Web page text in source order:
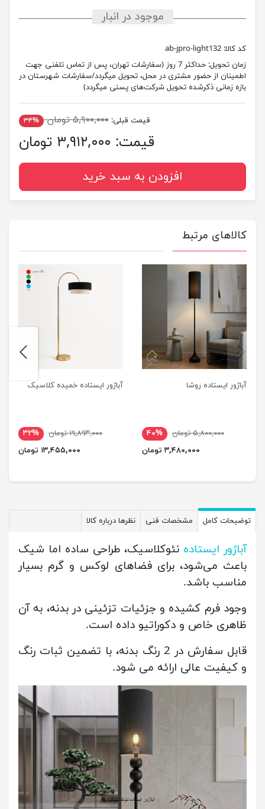
موجود در انبار
کد کالا: ab-jpro-light132
زمان تحویل:
حداکثر 7 روز (سفارشات تهران، پس از تماس تلفنی جهت
اطمینان از حضور مشتری در محل، تحویل میگردد/سفارشات شهرستان در
بازه زمانی ذکرشده تحویل شرکت‌های پستی میگردد)
قیمت قبلی: ۵,۹۰۰,۰۰۰ تومان ۳۴%
قیمت: ۳,۹۱۲,۰۰۰ تومان
افزودن به سبد خرید
کالاهای مرتبط
آباژور ایستاده روشا
۵,۸۰۰,۰۰۰ تومان
۴۰%
۳,۴۸۰,۰۰۰ تومان
آباژور ایستاده خمیده کلاسیک
۱۹,۸۹۳,۰۰۰ تومان
۳۲%
۱۳,۴۵۵,۰۰۰ تومان
previus
توضیحات کامل مشخصات فنی نظرها درباره کالا
آباژور ایستاده نئوکلاسیک، طراحی ساده اما شیک
باعث می‌شود، برای فضاهای لوکس و گرم بسیار
مناسب باشد.
وجود فرم کشیده و جزئیات تزئینی در بدنه، به آن
ظاهری خاص و دکوراتیو داده است.
قابل سفارش در 2 رنگ بدنه، با تضمین ثبات رنگ
و کیفیت عالی ارائه می شود.